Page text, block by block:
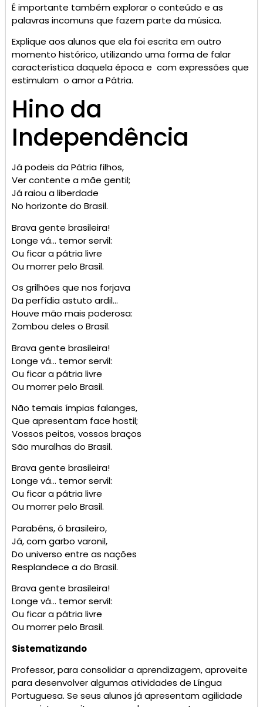
É importante também explorar o conteúdo e as
palavras incomuns que fazem parte da música.
Explique aos alunos que ela foi escrita em outro
momento histórico, utilizando uma forma de falar
característica daquela época e com expressões que
estimulam o amor a Pátria.
Hino da
Independência
Já podeis da Pátria filhos,
Ver contente a mãe gentil;
Já raiou a liberdade
No horizonte do Brasil.
Brava gente brasileira!
Longe vá… temor servil:
Ou ficar a pátria livre
Ou morrer pelo Brasil.
Os grilhões que nos forjava
Da perfídia astuto ardil…
Houve mão mais poderosa:
Zombou deles o Brasil.
Brava gente brasileira!
Longe vá… temor servil:
Ou ficar a pátria livre
Ou morrer pelo Brasil.
Não temais ímpias falanges,
Que apresentam face hostil;
Vossos peitos, vossos braços
São muralhas do Brasil.
Brava gente brasileira!
Longe vá… temor servil:
Ou ficar a pátria livre
Ou morrer pelo Brasil.
Parabéns, ó brasileiro,
Já, com garbo varonil,
Do universo entre as nações
Resplandece a do Brasil.
Brava gente brasileira!
Longe vá… temor servil:
Ou ficar a pátria livre
Ou morrer pelo Brasil.
Sistematizando
Professor, para consolidar a aprendizagem, aproveite
para desenvolver algumas atividades de Língua
Portuguesa. Se seus alunos já apresentam agilidade